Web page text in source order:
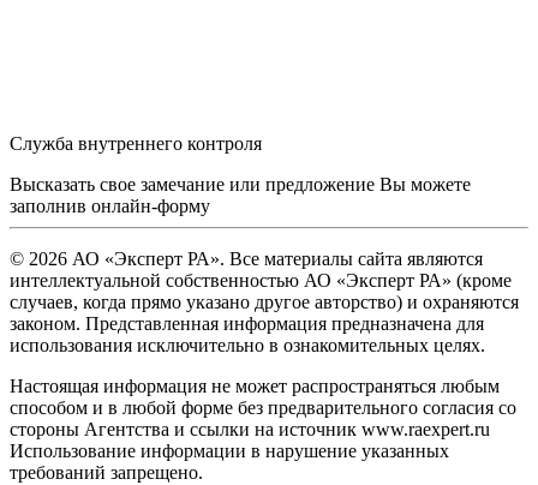
Служба внутреннего контроля
Высказать свое замечание или предложение Вы можете
заполнив онлайн-форму
© 2026 АО «Эксперт РА». Все материалы сайта являются
интеллектуальной собственностью АО «Эксперт РА» (кроме
случаев, когда прямо указано другое авторство) и охраняются
законом. Представленная информация предназначена для
использования исключительно в ознакомительных целях.
Настоящая информация не может распространяться любым
способом и в любой форме без предварительного согласия со
стороны Агентства и ссылки на источник www.raexpert.ru
Использование информации в нарушение указанных
требований запрещено.